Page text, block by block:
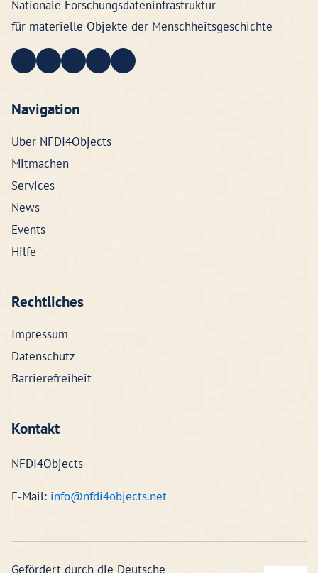
Nationale Forschungsdateninfrastruktur
für materielle Objekte der Menschheitsgeschichte
Navigation
Über NFDI4Objects
Mitmachen
Services
News
Events
Hilfe
Rechtliches
Impressum
Datenschutz
Barrierefreiheit
Kontakt
NFDI4Objects
E-Mail: info@nfdi4objects.net
Gefördert durch die Deutsche